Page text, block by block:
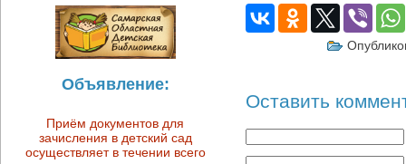
Объявление:
Приём документов для
зачисления в детский сад
осуществляет в течении всего
Оставить